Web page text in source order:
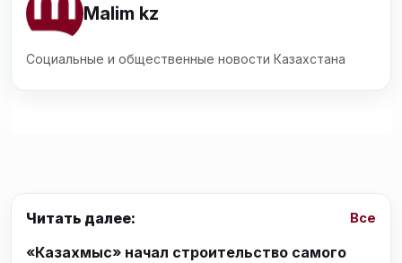
Malim kz
Социальные и общественные новости Казахстана
Читать далее: Все
«Казахмыс» начал строительство самого